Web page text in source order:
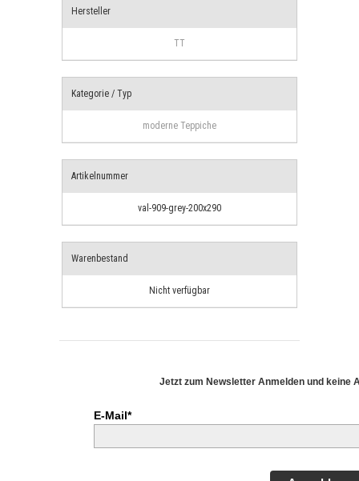
Hersteller
TT
Kategorie / Typ
moderne Teppiche
Artikelnummer
val-909-grey-200x290
Warenbestand
Nicht verfügbar
Jetzt zum Newsletter Anmelden und keine
E-Mail*